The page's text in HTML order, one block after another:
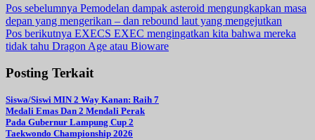
Navigasi
pos
Pos sebelumnya Pemodelan dampak asteroid mengungkapkan masa
depan yang mengerikan – dan rebound laut yang mengejutkan
Pos berikutnya EXECS EXEC mengingatkan kita bahwa mereka
tidak tahu Dragon Age atau Bioware
Posting Terkait
Siswa/Siswi MIN 2 Way Kanan: Raih 7
Medali Emas Dan 2 Mendali Perak
Pada Gubernur Lampung Cup 2
Taekwondo Championship 2026